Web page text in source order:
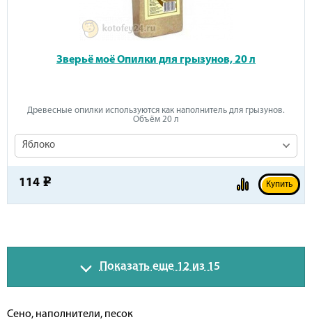
Зверьё моё Опилки для грызунов, 20 л
Древесные опилки используются как наполнитель для грызунов.
Объём 20 л
Яблоко
114 e Купить
Показать еще 12 из 15
Сено, наполнители, песок